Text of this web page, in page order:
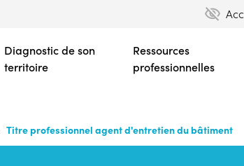
contenu
principal
Diagnostic de son
territoire
Ressources
professionnelles
Titre professionnel agent d'entretien du bâtiment